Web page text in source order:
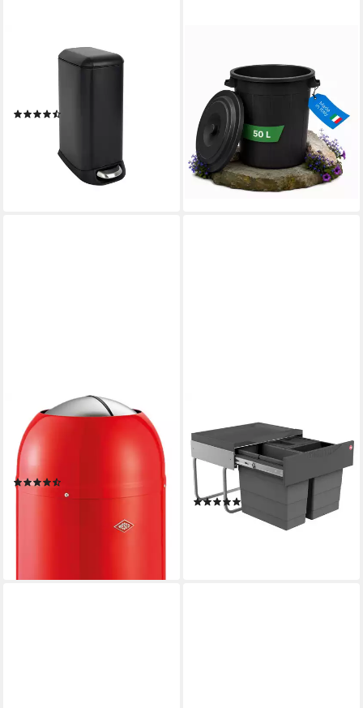
Mülleimer TS12, Treteimer,
12L, Softclose-Funktion, Stahl
pulverbeschichtet, Schwarz
lieferbar - in 4-5 Werktagen bei dir
Mülltonne - Mülleimer 50-70L
mit Deckel und Trageriffen,
Fassungsvermögen 50-70L
ab 33,99 €
lieferbar - in 2-3 Werktagen bei dir
WESCO
Mülleimer Kickmaster Junior,
Abfallsammler mit Dämpfer,
12 Liter
ab 88,19 € UVP147,00 €
lieferbar - in 2-3 Werktagen bei dir
Einbaumülleimer Hailo
Abfallsammler 3644911
Swing Raumspar-Tandem-S
2x 8,5 + 12 Liter, Ausziehbar
83,57 €
lieferbar - in 4-5 Werktagen bei dir